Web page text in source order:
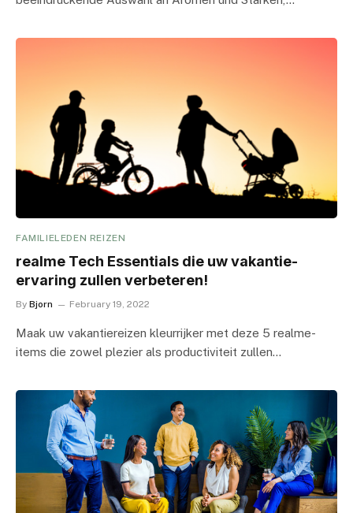
FAMILIELEDEN REIZEN
realme Tech Essentials die uw vakantie-
ervaring zullen verbeteren!
By Bjorn February 19, 2022
Maak uw vakantiereizen kleurrijker met deze 5 realme-
items die zowel plezier als productiviteit zullen…